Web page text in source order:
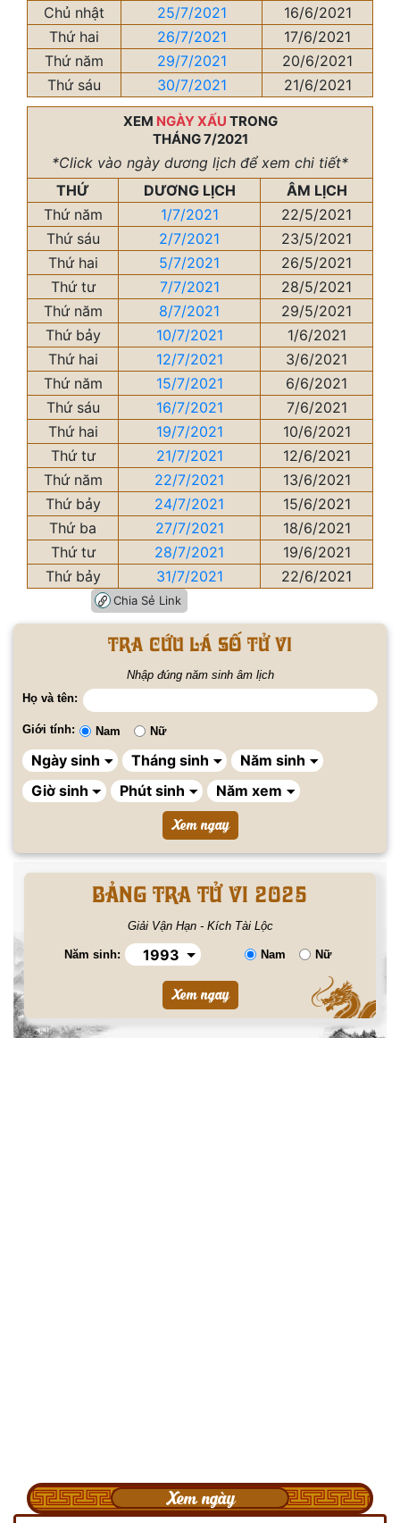
Chủ nhật
25/7/2021
16/6/2021
Thứ hai
26/7/2021
17/6/2021
Thứ năm
29/7/2021
20/6/2021
Thứ sáu
30/7/2021 21/6/2021
XEM NGÀY XẤU TRONG
THÁNG 7/2021
*Click vào ngày dương lịch để xem chi tiết*
THỨ
DƯƠNG LỊCH
ÂM LỊCH
Thứ năm
1/7/2021
22/5/2021
Thứ sáu
2/7/2021
23/5/2021
Thứ hai
5/7/2021
26/5/2021
Thứ tư
7/7/2021
28/5/2021
Thứ năm
8/7/2021
29/5/2021
Thứ bảy
10/7/2021
1/6/2021
Thứ hai
12/7/2021
3/6/2021
Thứ năm
15/7/2021
6/6/2021
Thứ sáu
16/7/2021
7/6/2021
Thứ hai
19/7/2021
10/6/2021
Thứ tư
21/7/2021
12/6/2021
Thứ năm
22/7/2021
13/6/2021
Thứ bảy
24/7/2021
15/6/2021
Thứ ba
27/7/2021
18/6/2021
Thứ tư
28/7/2021
19/6/2021
Thứ bảy
31/7/2021 22/6/2021
Chia Sẻ Link
Tra cứu lá số tử vi
Nhập đúng năm sinh âm lịch
Họ và tên:
Giới tính: Nam Nữ
BẢNG TRA TỬ VI 2025
Giải Vận Hạn - Kích Tài Lộc
Năm sinh: Nam Nữ
Xem ngày